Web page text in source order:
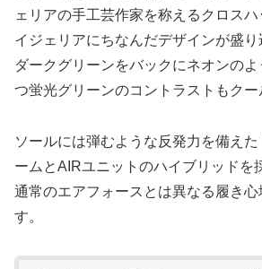
ェリアの手工芸作家を称えるクロス
イジェリアにちなんだデザインが盛り
ダークグリーンをバックにネオンの
つ蛍光グリーンのコントラストもクー
ソールには弾むような反発力を備え
ームとAIRユニットのハイブリッドを
通常のエアフォースとは異なる履き
す。